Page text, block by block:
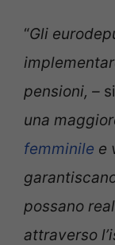
“Gli
pensioni, –
una
femminile e
possano
attraverso